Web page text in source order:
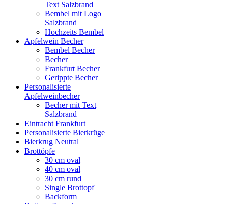
Text Salzbrand
Bembel mit Logo
Salzbrand
Hochzeits Bembel
Apfelwein Becher
Bembel Becher
Becher
Frankfurt Becher
Gerippte Becher
Personalisierte
Apfelweinbecher
Becher mit Text
Salzbrand
Eintracht Frankfurt
Personalisierte Bierkrüge
Bierkrug Neutral
Brottöpfe
30 cm oval
40 cm oval
30 cm rund
Single Brottopf
Backform